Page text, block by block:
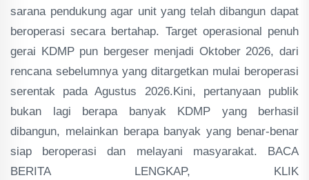
sarana pendukung agar unit yang telah dibangun dapat
beroperasi secara bertahap. Target operasional penuh
gerai KDMP pun bergeser menjadi Oktober 2026, dari
rencana sebelumnya yang ditargetkan mulai beroperasi
serentak pada Agustus 2026.Kini, pertanyaan publik
bukan lagi berapa banyak KDMP yang berhasil
dibangun, melainkan berapa banyak yang benar-benar
siap beroperasi dan melayani masyarakat. BACA
BERITA LENGKAP, KLIK